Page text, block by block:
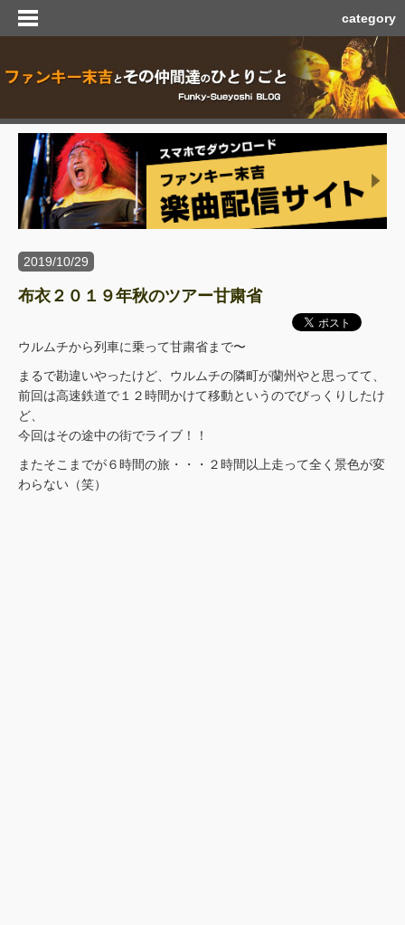
category
2019/10/29
布衣２０１９年秋のツアー甘粛省
ウルムチから列車に乗って甘粛省まで〜
まるで勘違いやったけど、ウルムチの隣町が蘭州やと思ってて、
前回は高速鉄道で１２時間かけて移動というのでびっくりしたけ
ど、
今回はその途中の街でライブ！！
またそこまでが６時間の旅・・・２時間以上走って全く景色が変
わらない（笑）